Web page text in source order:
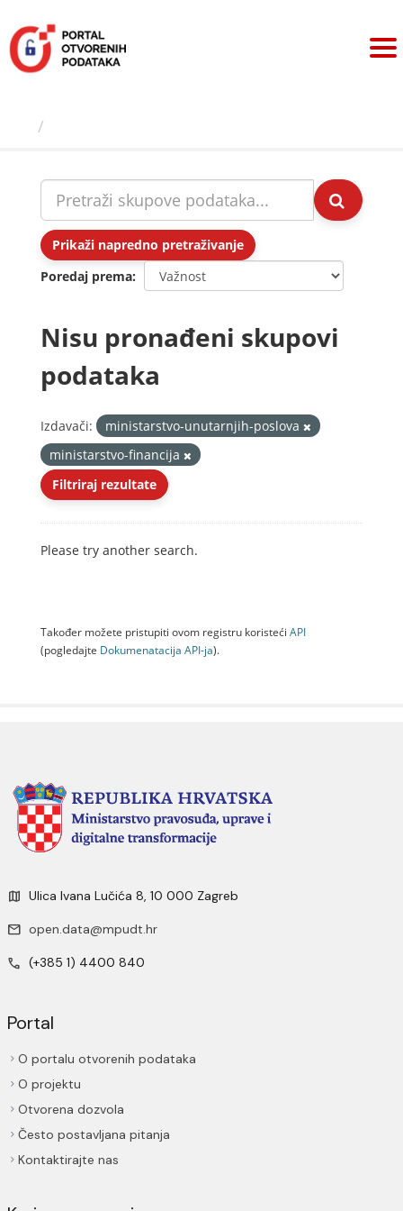
sadržaj
Prikaži napredno pretraživanje
Poredaj prema
Nisu pronađeni skupovi
podataka
Izdavači:
ministarstvo-unutarnjih-poslova
ministarstvo-financija
Filtriraj rezultate
Please try another search.
Također možete pristupiti ovom registru koristeći API
(pogledajte Dokumenаtаcijа API-jа).